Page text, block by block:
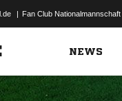
| Fan Club Nationalmannschaft
NEWS